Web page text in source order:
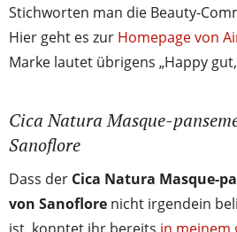
Stichworten man die Beauty-
Hier geht es zur Homepage von
Marke lautet übrigens „Happy
Cica Natura Masque-
Sanoflore
Dass der Cica Natura Masque-
von Sanoflore nicht irgendein